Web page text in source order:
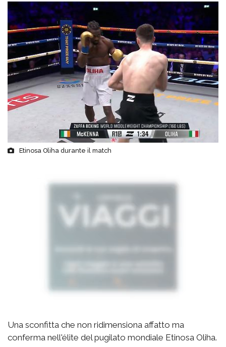
Etinosa Oliha durante il match
Una sconfitta che non ridimensiona affatto ma
conferma nell'élite del pugilato mondiale Etinosa Oliha.